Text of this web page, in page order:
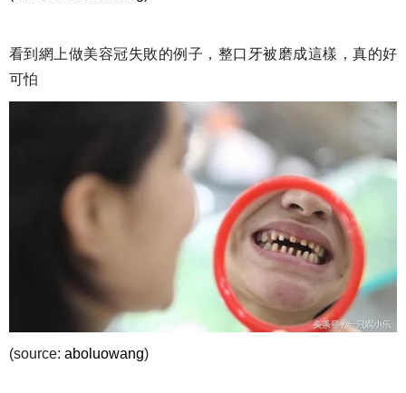
看到網上做美容冠失敗的例子，整口牙被磨成這樣，真的好
可怕
(source: aboluowang)